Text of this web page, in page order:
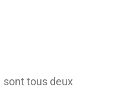
sont tous deux